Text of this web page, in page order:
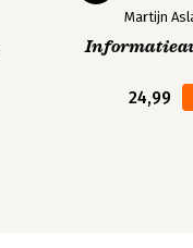
Martijn
24,99